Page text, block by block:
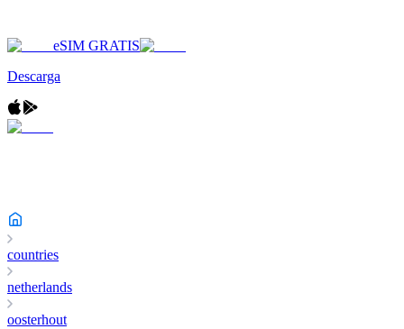
eSIM GRATIS
Descarga
countries
netherlands
oosterhout